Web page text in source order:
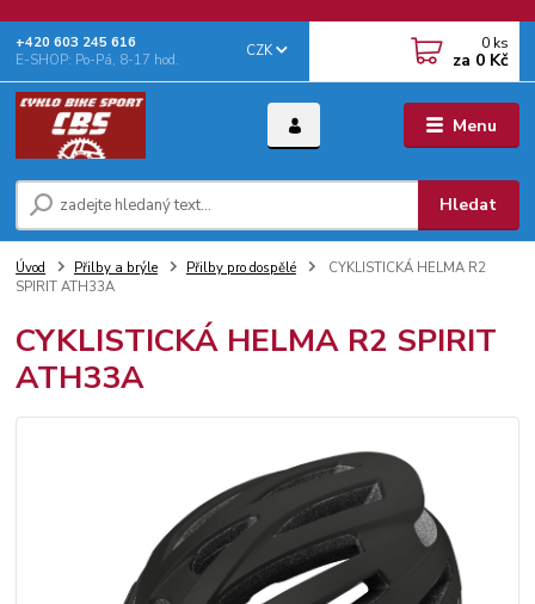
Menu
CZK
Hledat
+‭420 603 245 616‬
E-SHOP: Po-Pá, 8-17 hod.
0 ks
za 0 Kč
Úvod Přilby a brýle Přilby pro dospělé
CYKLISTICKÁ HELMA R2
SPIRIT ATH33A
CYKLISTICKÁ HELMA R2 SPIRIT
ATH33A